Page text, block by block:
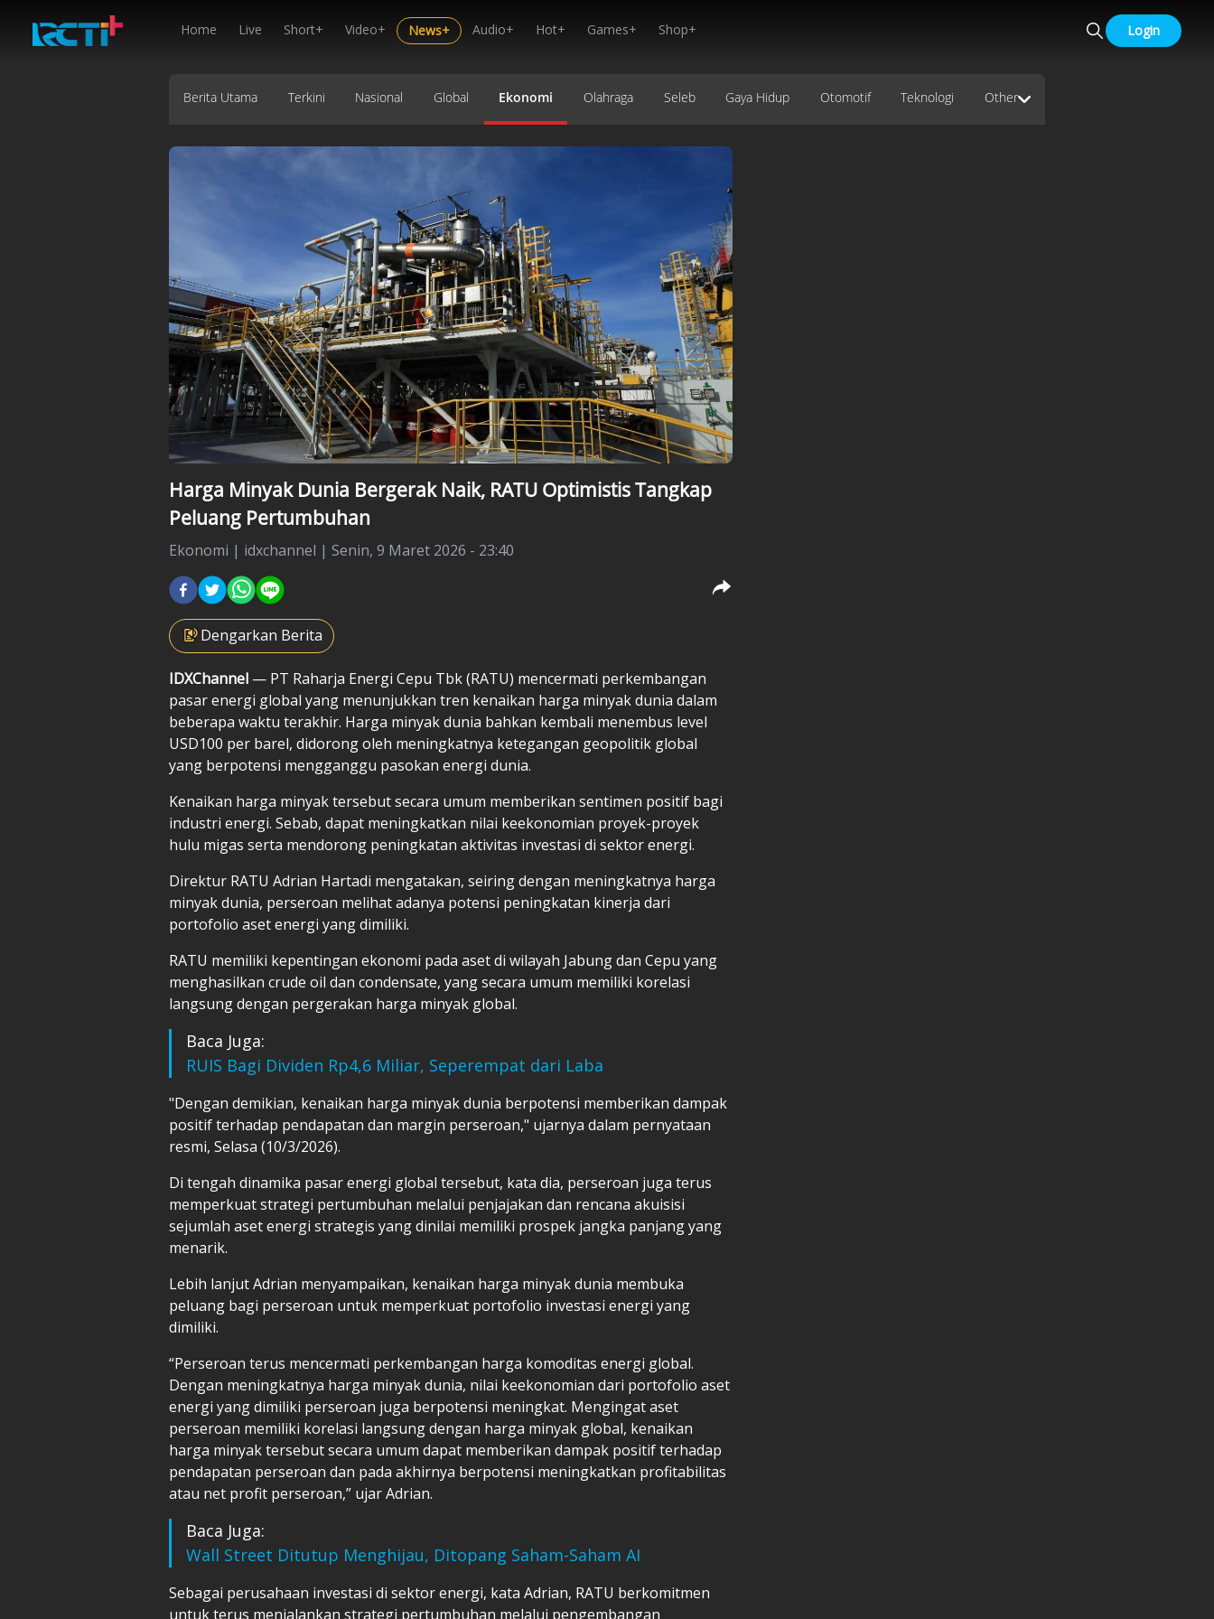
Home Live Short+ Video+ News+ Audio+ Hot+ Games+ Shop+ Login
Berita Utama Terkini Nasional Global Ekonomi Olahraga Seleb Gaya Hidup Otomotif Teknologi Other
Harga Minyak Dunia Bergerak Naik, RATU Optimistis Tangkap
Peluang Pertumbuhan
Ekonomi | idxchannel | Senin, 9 Maret 2026 - 23:40
Dengarkan Berita
IDXChannel — PT Raharja Energi Cepu Tbk (RATU) mencermati perkembangan
pasar energi global yang menunjukkan tren kenaikan harga minyak dunia dalam
beberapa waktu terakhir. Harga minyak dunia bahkan kembali menembus level
USD100 per barel, didorong oleh meningkatnya ketegangan geopolitik global
yang berpotensi mengganggu pasokan energi dunia.
Kenaikan harga minyak tersebut secara umum memberikan sentimen positif bagi
industri energi. Sebab, dapat meningkatkan nilai keekonomian proyek-proyek
hulu migas serta mendorong peningkatan aktivitas investasi di sektor energi.
Direktur RATU Adrian Hartadi mengatakan, seiring dengan meningkatnya harga
minyak dunia, perseroan melihat adanya potensi peningkatan kinerja dari
portofolio aset energi yang dimiliki.
RATU memiliki kepentingan ekonomi pada aset di wilayah Jabung dan Cepu yang
menghasilkan crude oil dan condensate, yang secara umum memiliki korelasi
langsung dengan pergerakan harga minyak global.
Baca Juga:
RUIS Bagi Dividen Rp4,6 Miliar, Seperempat dari Laba
"Dengan demikian, kenaikan harga minyak dunia berpotensi memberikan dampak
positif terhadap pendapatan dan margin perseroan," ujarnya dalam pernyataan
resmi, Selasa (10/3/2026).
Di tengah dinamika pasar energi global tersebut, kata dia, perseroan juga terus
memperkuat strategi pertumbuhan melalui penjajakan dan rencana akuisisi
sejumlah aset energi strategis yang dinilai memiliki prospek jangka panjang yang
menarik.
Lebih lanjut Adrian menyampaikan, kenaikan harga minyak dunia membuka
peluang bagi perseroan untuk memperkuat portofolio investasi energi yang
dimiliki.
“Perseroan terus mencermati perkembangan harga komoditas energi global.
Dengan meningkatnya harga minyak dunia, nilai keekonomian dari portofolio aset
energi yang dimiliki perseroan juga berpotensi meningkat. Mengingat aset
perseroan memiliki korelasi langsung dengan harga minyak global, kenaikan
harga minyak tersebut secara umum dapat memberikan dampak positif terhadap
pendapatan perseroan dan pada akhirnya berpotensi meningkatkan profitabilitas
atau net profit perseroan,” ujar Adrian.
Baca Juga:
Wall Street Ditutup Menghijau, Ditopang Saham-Saham AI
Sebagai perusahaan investasi di sektor energi, kata Adrian, RATU berkomitmen
untuk terus menjalankan strategi pertumbuhan melalui pengembangan